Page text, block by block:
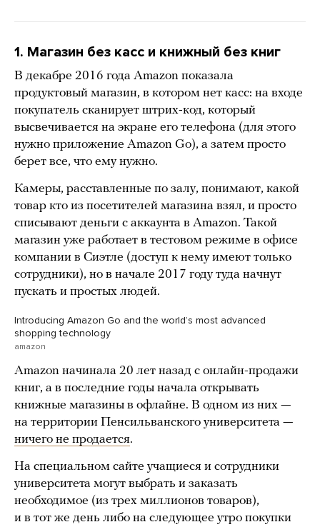
1. Магазин без касс и книжный без книг
В декабре 2016 года Amazon показала
продуктовый магазин, в котором нет касс: на входе
покупатель сканирует штрих-код, который
высвечивается на экране его телефона (для этого
нужно приложение Amazon Go), а затем просто
берет все, что ему нужно.
Камеры, расставленные по залу, понимают, какой
товар кто из посетителей магазина взял, и просто
списывают деньги с аккаунта в Amazon. Такой
магазин уже работает в тестовом режиме в офисе
компании в Сиэтле (доступ к нему имеют только
сотрудники), но в начале 2017 году туда начнут
пускать и простых людей.
Introducing Amazon Go and the worldʼs most advanced
shopping technology
amazon
Amazon начинала 20 лет назад с онлайн-продажи
книг, а в последние годы начала открывать
книжные магазины в офлайне. В одном из них —
на территории Пенсильванского университета —
ничего не продается.
На специальном сайте учащиеся и сотрудники
университета могут выбрать и заказать
необходимое (из трех миллионов товаров),
и в тот же день либо на следующее утро покупки